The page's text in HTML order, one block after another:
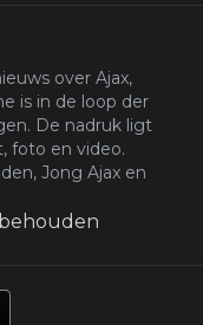
over Ajax,
is in de loop der
De nadruk ligt
foto en video.
Jong Ajax en